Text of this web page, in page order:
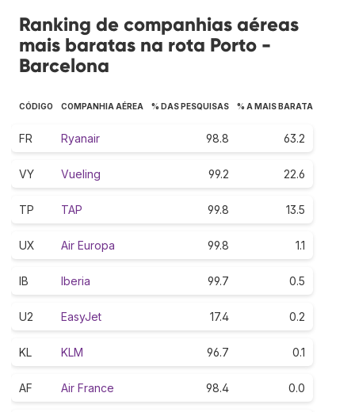
Ranking de companhias aéreas
mais baratas na rota Porto -
Barcelona
CÓDIGO COMPANHIA AÉREA % DAS PESQUISAS % A MAIS BARATA
FR Ryanair 98.8 63.2
VY Vueling 99.2 22.6
TP TAP 99.8 13.5
UX Air Europa 99.8 1.1
IB Iberia 99.7 0.5
U2 EasyJet 17.4 0.2
KL KLM 96.7 0.1
AF Air France 98.4 0.0